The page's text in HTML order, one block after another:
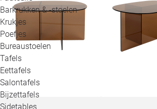
Barkrukken & -stoelen
Krukjes
Poefjes
Bureaustoelen
Tafels
Eettafels
Salontafels
Bijzettafels
Sidetables